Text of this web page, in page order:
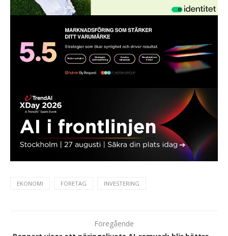
EKONOMI FÖRETAG INVESTERING
Föregående